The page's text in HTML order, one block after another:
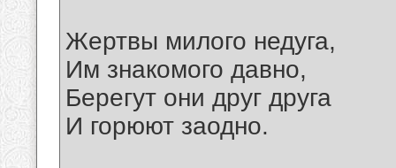
Жертвы милого недуга,
Им знакомого давно,
Берегут они друг друга
И горюют заодно.